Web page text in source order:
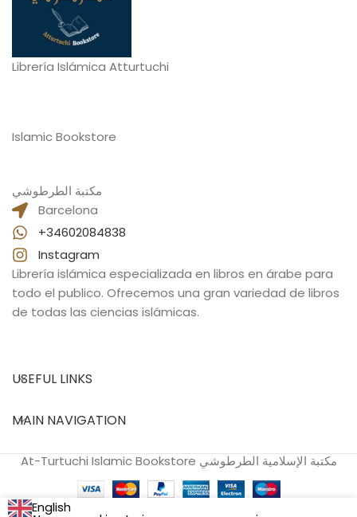
Librería Islámica Atturtuchi
Islamic Bookstore
مكتبة الطرطوشي
Barcelona
+34602084838
Instagram
Librería islámica especializada en libros en árabe para
todo el publico. Ofrecemos una gran variedad de libros
de todas las ciencias islámicas.
USEFUL LINKS
MAIN NAVIGATION
At-Turtuchi Islamic Bookstore مكتبة الإسلامية الطرطوشي
English